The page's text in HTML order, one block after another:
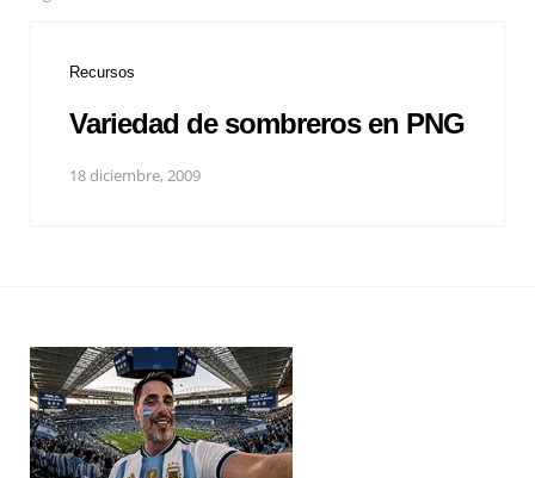
Recursos
Variedad de sombreros en PNG
18 diciembre, 2009